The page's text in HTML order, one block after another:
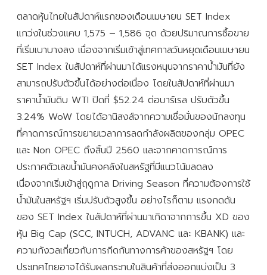
ตลาดหุ้นไทยในสัปดาห์แรกของเดือนเมษายน SET Index
แกว่งในช่วงแคบ 1,575 – 1,586 จุด ด้วยปริมาณการซื้อขาย
ที่เริ่มเบาบางลง เนื่องจากเริ่มเข้าสู่เทศกาลวันหยุดเดือนเมษายน
SET Index ในสัปดาห์ที่ผ่านมาได้แรงหนุนจากราคาน้ำมันที่ยัง
สามารถปรับตัวขึ้นได้อย่างต่อเนื่อง โดยในสัปดาห์ที่ผ่านมา
ราคาน้ำมันดิบ WTI ปิดที่ $52.24 ต่อบาร์เรล ปรับตัวขึ้น
3.24% WoW โดยได้อานิสงส์จากความเชื่อมั่นของนักลงทุน
ที่คาดการณ์การขยายเวลาการลดกำลังผลิตของกลุ่ม OPEC
และ Non OPEC ถึงสิ้นปี 2560 และจากคาดการณ์การ
ประกาศตัวเลขน้ำมันคงคลังในสหรัฐที่มีแนวโน้มลดลง
เนื่องจากเริ่มเข้าสู่ฤดูกาล Driving Season ที่ความต้องการใช้
น้ำมันในสหรัฐฯ เริ่มปรับตัวสูงขึ้น อย่างไรก็ตาม แรงกดดัน
ของ SET Index ในสัปดาห์ที่ผ่านมาเกิดาจากการขึ้น XD ของ
หุ้น Big Cap (SCC, INTUCH, ADVANC และ KBANK) และ
ความกังวลเกี่ยวกับการกีดกันทางการค้าของสหรัฐฯ โดย
ประเทศไทยอาจได้รับผลกระทบในสินค้าที่ส่งออกแบ่งเป็น 3